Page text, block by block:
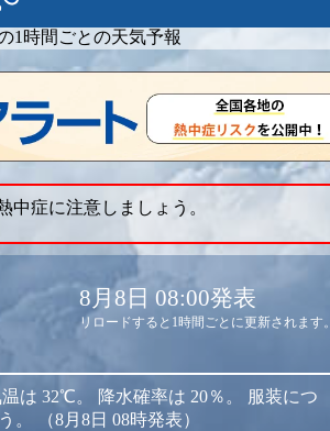
1時間ごとの天気予報
中症に注意しましょう。
8月8日 08:00発表
リロードすると1時間ごとに更新されます。
は 32℃。 降水確率は 20％。
服装につ
。 （8月8日 08時発表）